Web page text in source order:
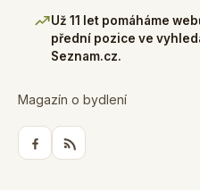
Už 11 let pomáháme
přední pozice ve
Seznam.cz.
Magazín o bydlení